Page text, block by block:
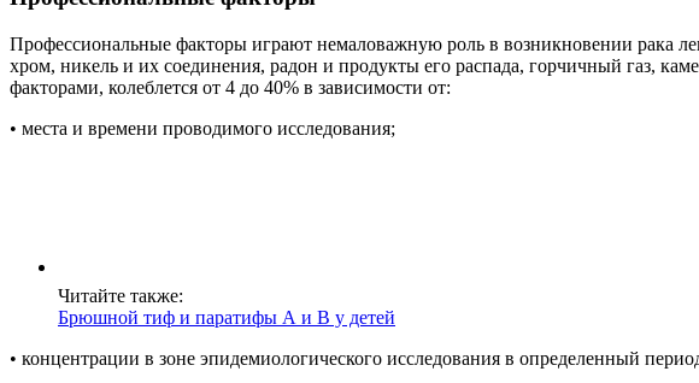
Профессиональные факторы играют немаловажную роль в возникновении рака
хром, никель и их соединения, радон и продукты его распада, горчичный газ,
факторами, колеблется от 4 до 40% в зависимости от:
• места и времени проводимого исследования;
Читайте также:
Брюшной тиф и паратифы А и В у детей
• концентрации в зоне эпидемиологического исследования в определенный